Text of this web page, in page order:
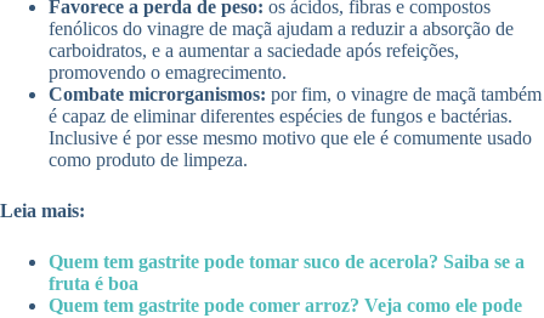
Favorece a perda de peso: os ácidos, fibras e compostos
fenólicos do vinagre de maçã ajudam a reduzir a absorção de
carboidratos, e a aumentar a saciedade após refeições,
promovendo o emagrecimento.
Combate microrganismos: por fim, o vinagre de maçã também
é capaz de eliminar diferentes espécies de fungos e bactérias.
Inclusive é por esse mesmo motivo que ele é comumente usado
como produto de limpeza.
Leia mais:
Quem tem gastrite pode tomar suco de acerola? Saiba se a
fruta é boa
Quem tem gastrite pode comer arroz? Veja como ele pode